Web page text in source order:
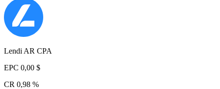
Lendi AR CPA
EPC 0,00 $
CR 0,98 %